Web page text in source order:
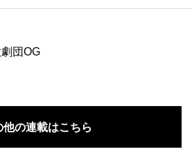
団OG
他の連載はこちら